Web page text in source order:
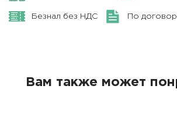
Безнал без НДС По
Вам также может